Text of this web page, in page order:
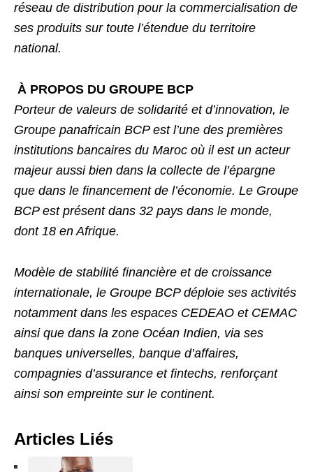
réseau de distribution pour la commercialisation de
ses produits sur toute l’étendue du territoire
national.
À PROPOS DU GROUPE BCP
Porteur de valeurs de solidarité et d’innovation, le
Groupe panafricain BCP est l’une des premières
institutions bancaires du Maroc où il est un acteur
majeur aussi bien dans la collecte de l’épargne
que dans le financement de l’économie. Le Groupe
BCP est présent dans 32 pays dans le monde,
dont 18 en Afrique.
Modèle de stabilité financière et de croissance
internationale, le Groupe BCP déploie ses activités
notamment dans les espaces CEDEAO et CEMAC
ainsi que dans la zone Océan Indien, via ses
banques universelles, banque d’affaires,
compagnies d’assurance et fintechs, renforçant
ainsi son empreinte sur le continent.
Articles Liés